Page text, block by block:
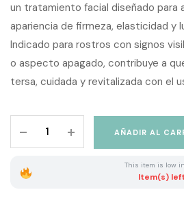
un tratamiento facial diseñado para
apariencia de firmeza, elasticidad y
Indicado para rostros con signos
o aspecto apagado, contribuye a
tersa, cuidada y revitalizada con el
Alba
AÑADIR AL
This item is low
Item(s)